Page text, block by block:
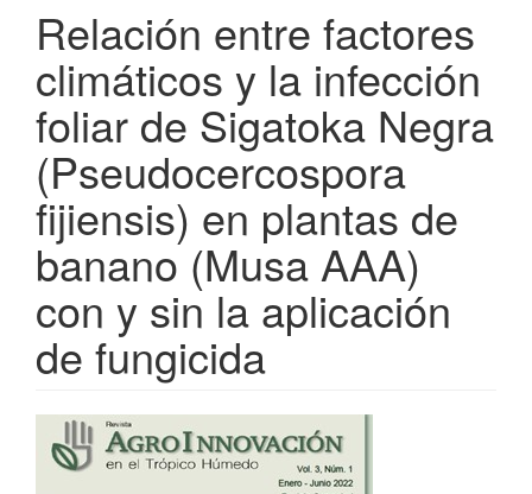
Relación entre factores
climáticos y la infección
foliar de Sigatoka Negra
(Pseudocercospora
fijiensis) en plantas de
banano (Musa AAA)
con y sin la aplicación
de fungicida
Barra
lateral